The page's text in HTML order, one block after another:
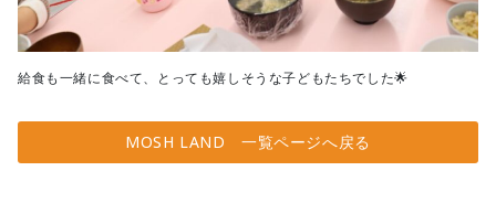
給食も一緒に食べて、とっても嬉しそうな子どもたちでした🌟
MOSH LAND 一覧ページへ戻る